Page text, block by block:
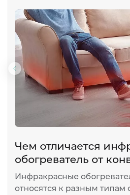
Предыдущий
слайд
Чем отличается
обогреватель от
Инфракрасные
относятся к разным типам